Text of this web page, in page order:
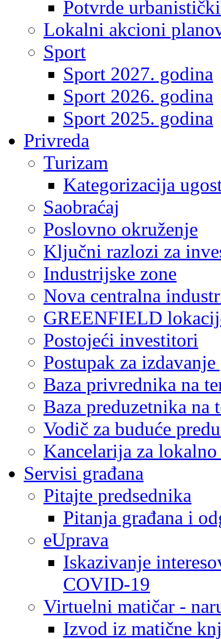
Potvrde
Lokalni akcioni
Sport
Sport 2027. godina
Sport 2026. godina
Sport 2025. godina
Privreda
Turizam
Kategorizacija
Saobraćaj
Poslovno okruženje
Ključni razlozi za
Industrijske zone
Nova centralna
GREENFIELD
Postojeći investitori
Postupak za
Baza privrednika na
Baza preduzetnika
Vodič za buduće
Kancelarija za
Servisi građana
Pitajte predsednika
Pitanja građana i
eUprava
Iskazivanje
COVID-19
Virtuelni matičar -
Izvod iz matične